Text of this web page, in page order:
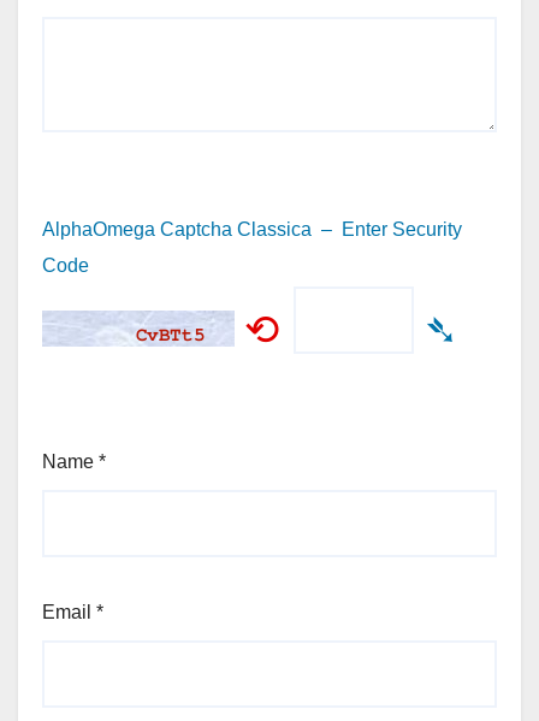
AlphaOmega Captcha Classica – Enter Security
Code
⟲ ➴
Name *
Email *